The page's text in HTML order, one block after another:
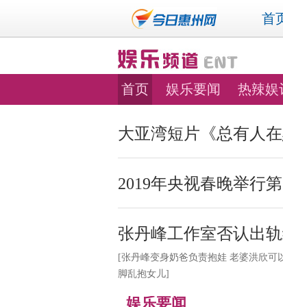
首
首页 娱乐要闻 热辣娱
大亚湾短片《总有人
2019年央视春晚举行
张丹峰工作室否认出
[张丹峰变身奶爸负责抱娃 老婆洪欣可
脚乱抱女儿]
娱乐要闻